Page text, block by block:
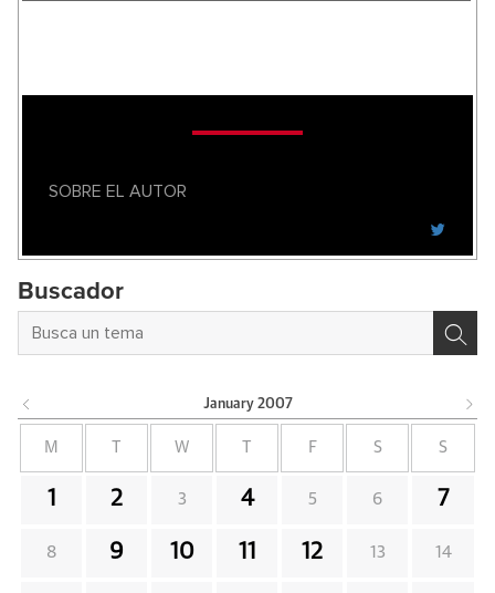
SOBRE EL AUTOR
Buscador
January 2007
M W F S S
1 2 3 4 5 6 7
8 9 10 11 12 13 14